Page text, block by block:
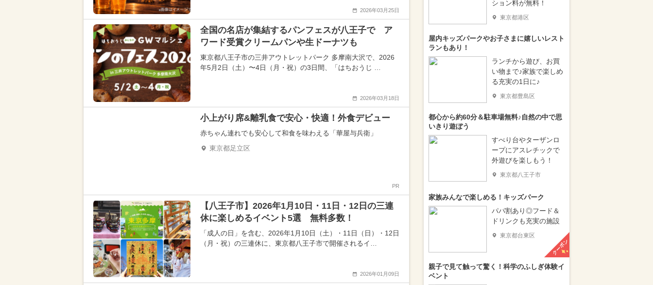
2026年03月25日
全国の名店が集結するパンフェスが八王子で ア
ワード受賞クリームパンや生ドーナツも
東京都八王子市の三井アウトレットパーク 多摩南大沢で、2026
年5月2日（土）〜4日（月・祝）の3日間、「はちおうじ …
2026年03月18日
小上がり席&離乳食で安心・快適！外食デビュー
赤ちゃん連れでも安心して和食を味わえる「華屋与兵衛」
東京都足立区
PR
【八王子市】2026年1月10日・11日・12日の三連
休に楽しめるイベント5選 無料多数！
「成人の日」を含む、2026年1月10日（土）・11日（日）・12日
（月・祝）の三連休に、東京都八王子市で開催されるイ…
2026年01月09日
ション料が無料！
東京都港区
屋内キッズパークやお子さまに嬉しいレスト
ランもあり！
ランチから遊び、お買
い物まで♪家族で楽しめ
る充実の1日に♪
東京都豊島区
都心から約60分＆駐車場無料♪自然の中で思
いきり遊ぼう
すべり台やターザンロ
ープにアスレチックで
外遊びを楽しもう！
東京都八王子市
家族みんなで楽しめる！キッズパーク
パパ割あり◎フード＆
ドリンクも充実の施設
東京都台東区
クーポン
親子で見て触って驚く！科学のふしぎ体験イ
ベント